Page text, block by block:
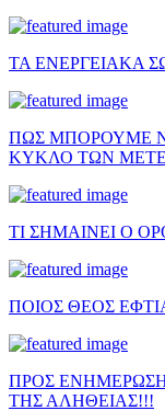
ΤΑ ΕΝΕΡΓΕΙΑΚΑ
ΠΩΣ ΜΠΟΡΟΥΜΕ
ΚΥΚΛΟ ΤΩΝ
ΤΙ ΣΗΜΑΙΝΕΙ Ο
ΠΟΙΟΣ ΘΕΟΣ
ΠΡΟΣ
ΤΗΣ ΑΛΗΘΕΙΑΣ!!!